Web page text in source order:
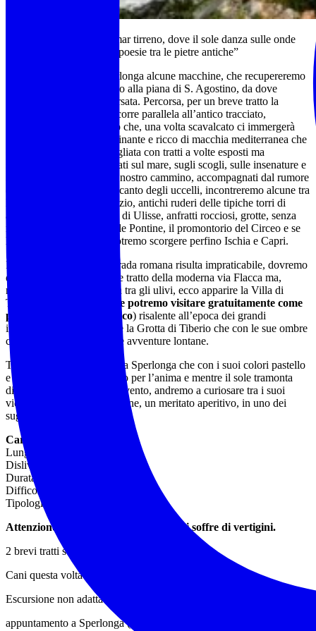
“Sperlonga, gioiello dal mar tirreno, dove il sole danza sulle onde
dorate e il vento sussurra poesie tra le pietre antiche”
La mattina lasciate a Sperlonga alcune macchine, che recupereremo
a fine percorso, arriveremo alla piana di S. Agostino, da dove
inizieremo la nostra traversata. Percorsa, per un breve tratto la
moderna via Flacca, che corre parallela all’antico tracciato,
arriveremo ad un cancello che, una volta scavalcato ci immergerà
nel nostro sentiero, affascinante e ricco di macchia mediterranea che
si snoda sulla costa frastagliata con tratti a volte esposti ma
suggestivi, perché affacciati sul mare, sugli scogli, sulle insenature e
sulle spiaggette. Lungo il nostro cammino, accompagnati dal rumore
delle onde del mare e dal canto degli uccelli, incontreremo alcune tra
le più belle Falesie del Lazio, antichi ruderi delle tipiche torri di
avvistamento della riviera di Ulisse, anfratti rocciosi, grotte, senza
mai perdere di vista le isole Pontine, il promontorio del Circeo e se
la giornata lo permette, potremo scorgere perfino Ischia e Capri.
Per alcuni tratti l’antica strada romana risulta impraticabile, dovremo
quindi percorrere un breve tratto della moderna via Flacca ma,
ripreso il sentiero nascosta tra gli ulivi, ecco apparire la Villa di
Tiberio, ricca di storia (
che potremo visitare gratuitamente come
pure il museo archeologico) risalente all’epoca dei grandi
imperatori, accanto poi c’è la Grotta di Tiberio che con le sue ombre
ci invita a sognare viaggi e avventure lontane.
Termineremo la traversata a Sperlonga che con i suoi colori pastello
e il suo silenzio è un rifugio per l’anima e mentre il sole tramonta
dietro le rocce scolpite dal vento, andremo a curiosare tra i suoi
vicoletti, concedendoci, infine, un meritato aperitivo, in uno dei
suggestivi locali del centro.
Caratteristiche tecniche:
Lunghezza: 11 km
Dislivello: 300 m
Durata: 6 ore
Difficoltà: E+ escursionistico
Tipologia escursione: Traversata
Attenzione escursione non adatta a chi soffre di vertigini.
2 brevi tratti su strada asfaltata non evitabili.
Cani questa volta non sono ammessi.
Escursione non adatta ai bambini.
appuntamento a Sperlonga (LT) ore 9.30 Il punto esatto verrà